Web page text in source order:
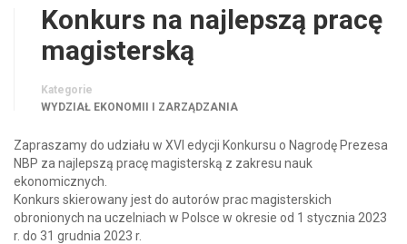
Konkurs na najlepszą pracę
magisterską
Kategorie
WYDZIAŁ EKONOMII I ZARZĄDZANIA
Zapraszamy do udziału w XVI edycji Konkursu o Nagrodę Prezesa
NBP za najlepszą pracę magisterską z zakresu nauk
ekonomicznych.
Konkurs skierowany jest do autorów prac magisterskich
obronionych na uczelniach w Polsce w okresie od 1 stycznia 2023
r. do 31 grudnia 2023 r.